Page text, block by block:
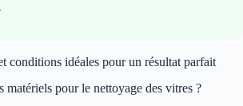
conditions idéales pour un résultat parfait
matériels pour le nettoyage des vitres ?